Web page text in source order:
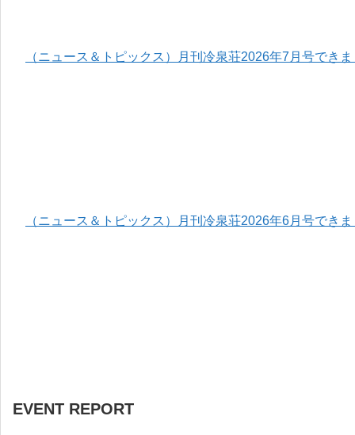
（ニュース＆トピックス）月刊冷泉荘2026年7月号でき
（ニュース＆トピックス）月刊冷泉荘2026年6月号でき
EVENT REPORT